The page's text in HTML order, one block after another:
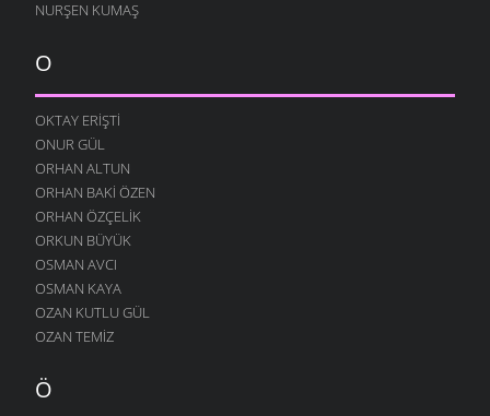
24 OCAK 2009
18 OCAK 2009
NE KÖYÜ TANIR, NE DE KÜLTÜRÜNÜ
13 OCAK 2009
DINLE BENI OĞULCAN
11 OCAK 2009
FILISTIN İÇIN UYAN
7 OCAK 2009
AĞLARDI
7 OCAK 2009
KÖYÜMÜ TANI
7 OCAK 2009
NURŞEN KUMAŞ
O
OKTAY ERIŞTI
ONUR GÜL
ORHAN ALTUN
ORHAN BAKI ÖZEN
ORHAN ÖZÇELIK
ORKUN BÜYÜK
OSMAN AVCI
OSMAN KAYA
OZAN KUTLU GÜL
OZAN TEMIZ
Ö